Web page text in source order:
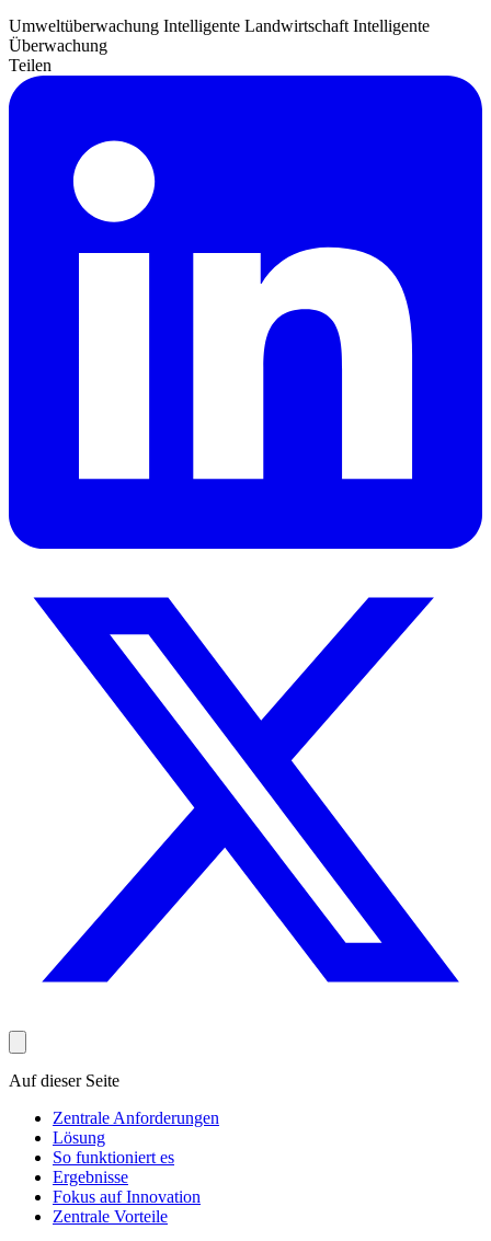
Umweltüberwachung Intelligente Landwirtschaft Intelligente
Überwachung
Teilen
Auf dieser Seite
Zentrale Anforderungen
Lösung
So funktioniert es
Ergebnisse
Fokus auf Innovation
Zentrale Vorteile